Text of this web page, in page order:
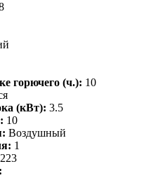
горючего (ч.): 10
(кВт): 3.5
10
Воздушный
1
223